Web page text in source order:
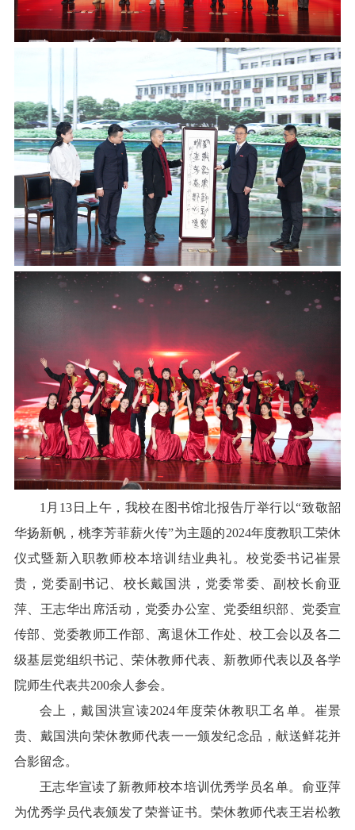
1月13日上午，我校在图书馆北报告厅举行以“致敬韶
华扬新帆，桃李芳菲薪火传”为主题的2024年度教职工荣休
仪式暨新入职教师校本培训结业典礼。校党委书记崔景
贵，党委副书记、校长戴国洪，党委常委、副校长俞亚
萍、王志华出席活动，党委办公室、党委组织部、党委宣
传部、党委教师工作部、离退休工作处、校工会以及各二
级基层党组织书记、荣休教师代表、新教师代表以及各学
院师生代表共200余人参会。
会上，戴国洪宣读2024年度荣休教职工名单。崔景
贵、戴国洪向荣休教师代表一一颁发纪念品，献送鲜花并
合影留念。
王志华宣读了新教师校本培训优秀学员名单。俞亚萍
为优秀学员代表颁发了荣誉证书。荣休教师代表王岩松教